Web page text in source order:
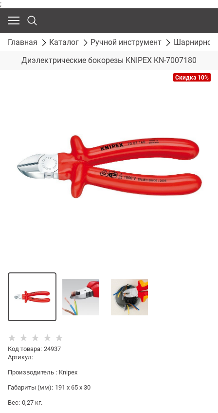
;
Главная Каталог Ручной инструмент
Шарнирно-
Диэлектрические бокорезы KNIPEX KN-7007180
Скидка 10%
Код товара: 24937
Артикул:
Производитель : Knipex
Габариты (мм): 191 x 65 x 30
Вес: 0,27 кг.